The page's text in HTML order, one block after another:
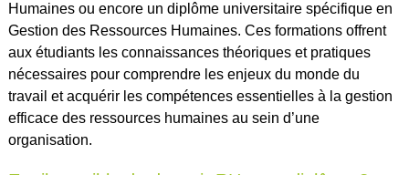
Humaines ou encore un diplôme universitaire spécifique en
Gestion des Ressources Humaines. Ces formations offrent
aux étudiants les connaissances théoriques et pratiques
nécessaires pour comprendre les enjeux du monde du
travail et acquérir les compétences essentielles à la gestion
efficace des ressources humaines au sein d’une
organisation.